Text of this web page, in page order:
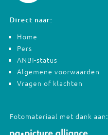
Direct naar:
Home
Pers
ANBI-status
Algemene voorwaarden
Vragen of klachten
Fotomateriaal met dank aan: